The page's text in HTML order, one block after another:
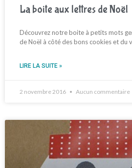
La boite aux lettres de Noël
Découvrez notre boite à petits mots
de Noël à côté des bons cookies et du
LIRE LA SUITE »
2 novembre 2016 Aucun commentaire